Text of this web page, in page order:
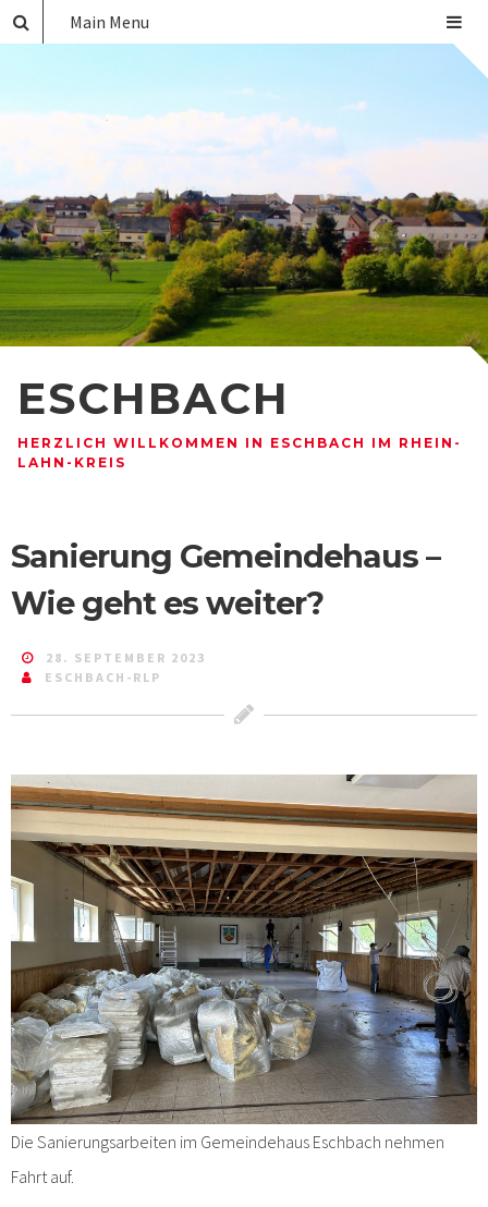
ESCHBACH
HERZLICH WILLKOMMEN IN ESCHBACH IM RHEIN-
LAHN-KREIS
Main Menu
Sanierung Gemeindehaus –
Wie geht es weiter?
28. SEPTEMBER 2023
ESCHBACH-RLP
Die Sanierungsarbeiten im Gemeindehaus Eschbach nehmen
Fahrt auf.